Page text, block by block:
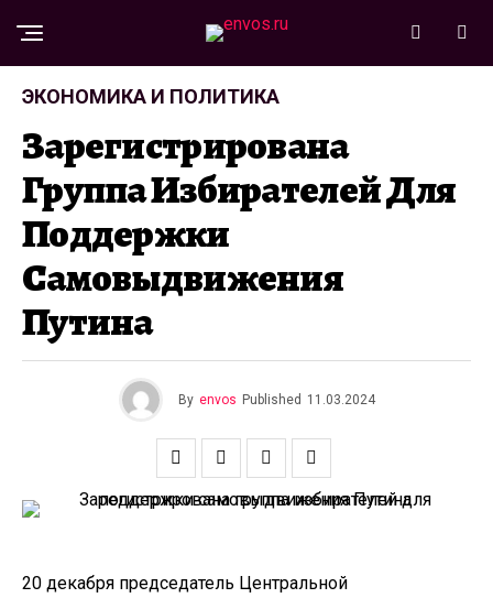
ЭКОНОМИКА И ПОЛИТИКА
Зарегистрирована
Группа Избирателей Для
Поддержки
Самовыдвижения
Путина
By envos Published 11.03.2024
20 декабря председатель Центральной